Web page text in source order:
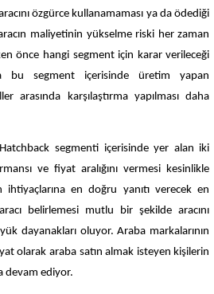
özgürce kullanamaması ya da ödediği
maliyetinin yükselme riski her zaman
önce hangi segment için karar verileceği
bu segment içerisinde üretim yapan
arasında karşılaştırma yapılması daha
segmenti içerisinde yer alan iki
ve fiyat aralığını vermesi kesinlikle
en doğru yanıtı verecek en
belirlemesi mutlu bir şekilde aracını
dayanakları oluyor. Araba markalarının
olarak araba satın almak isteyen kişilerin
devam ediyor.